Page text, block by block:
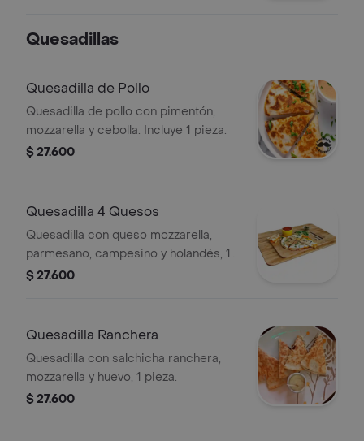
Quesadillas
Quesadilla de Pollo
Quesadilla de pollo con pimentón,
mozzarella y cebolla. Incluye 1 pieza.
$ 27.600
Quesadilla 4 Quesos
Quesadilla con queso mozzarella,
parmesano, campesino y holandés, 1
pieza.
$ 27.600
Quesadilla Ranchera
Quesadilla con salchicha ranchera,
mozzarella y huevo, 1 pieza.
$ 27.600